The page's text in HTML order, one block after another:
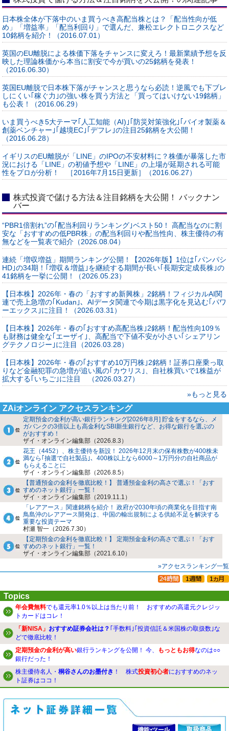
日本株全体が下落中のいま買うべき高配当株とは？「配当性向が低
め」「増益率」「配当利回り」で選んだ、兼松エレクトロニクスなど
10銘柄を紹介！（2016.07.01）
英国のEU離脱による株価下落をチャンスに変えろ！最新業績予想を反
映した理論株価から本当に割安で今が買いの25銘柄を発表！
（2016.06.30）
英国EU離脱で日本株下落がチャンスと思うなら必読！逆風でも下ブレ
しにくい｢稼ぐ力｣の強い株を買う方法と「買ってはいけない19銘柄」
も公表！（2016.06.29）
いま買うべき5大テーマ｢人工知能（AI)｣｢防災対策強化｣｢バイオ製薬＆
創薬ベンチャー｣｢越境EC｣｢デフレ｣の注目25銘柄を大公開！
（2016.06.28）
イギリスのEU離脱が「LINE」のIPOの不安材料に？株価が暴落した市
況における「LINE」の初値予想や「LINE」の上場が延期される可能
性をプロが分析！ ［2016年7月15日更新］（2016.06.27）
株式投資で儲ける方法＆注目銘柄を大公開！ バックナン
バー
“PBR1倍割れ”の｢配当利回りランキング｣ベスト50！ 高配当なのに割
安な「おすすめの低PBR株」の配当利回りや配当性向、株主優待の有
無などを一覧表で紹介（2026.08.04）
連続「増収増益」期間ランキング公開！【2026年版】1位は｢パンパシ
HD｣の34期！｢増収＆増益｣を継続する期間が長い｢長期安定成長株｣の
41銘柄を一挙に公開！（2026.05.23）
【日本株】2026年・春の「おすすめ新興株」2銘柄！フィジカルAI関
連で売上急増の｢Kudan｣、AIデータ関連で今期は黒字化を見込む｢パワ
ーエックス｣に注目！（2026.03.31）
【日本株】2026年・春の｢おすすめ高配当株｣2銘柄！配当性向109％
も財務は健全な｢エーザイ｣、高配当で下値不安が小さい｢シェアリン
グテクノロジー｣に注目（2026.03.28）
【日本株】2026年・春の｢おすすめ10万円株｣2銘柄！証券口座乗っ取
りなど金融犯罪の急増が追い風の｢カウリス｣、自社株買いで1株益が
拡大する｢いちご｣に注目 （2026.03.27）
»もっと見る
ZAiオンライン アクセスランキング
定期預金の金利が高い銀行ランキング[2026年8月] 貯金をするなら、メ
ガバンクの3倍以上も高金利なSBI新生銀行など、お得な銀行を選ぶの
がおすすめ！
ザイ・オンライン編集部（2026.8.3）
花王（4452）、株主優待を新設！ 2026年12月末の保有株数が400株未
満なら｢抽選で自社製品｣、400株以上なら6000～1万円分の自社商品が
もらえることに
ザイ・オンライン編集部（2026.8.5）
【普通預金の金利を徹底比較！】 普通預金金利の高さで選ぶ！「おす
すめのネット銀行」一覧！
ザイ・オンライン編集部（2019.11.1）
「レアアース」関連銘柄を紹介！ 政府が2030年頃の商業化を目指す南
鳥島沖のレアアース開発は、中国の輸出規制による供給不足を解決する
重要な投資テーマ
村瀬 智一（2026.7.30）
【定期預金の金利を徹底比較！】 定期預金金利の高さで選ぶ！「おす
すめのネット銀行」一覧！
ザイ・オンライン編集部（2021.6.10）
»アクセスランキング一覧
Topics
年会費無料でも還元率1.0％以上は当たり前！ おすすめの高還元クレジッ
トカードはコレ！
「新NISA」 おすすめ証券会社は？ ｢手数料｣｢投資信託＆米国株の取扱数｣な
どで徹底比較！
定期預金の金利が高い銀行ランキングを公開！ 今、 もっともお得なのは○○
銀行だった！
株主優待名人・ 桐谷さんのお墨付き ！ 株式投資初心者におすすめのネッ
ト証券はココ！